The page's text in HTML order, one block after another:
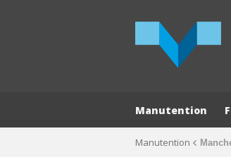
Manutention
Manutention